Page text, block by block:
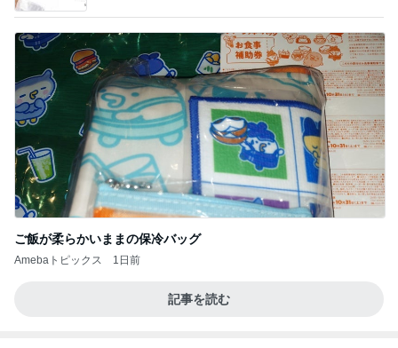
ご飯が柔らかいままの保冷バッグ
Amebaトピックス 1日前
記事を読む